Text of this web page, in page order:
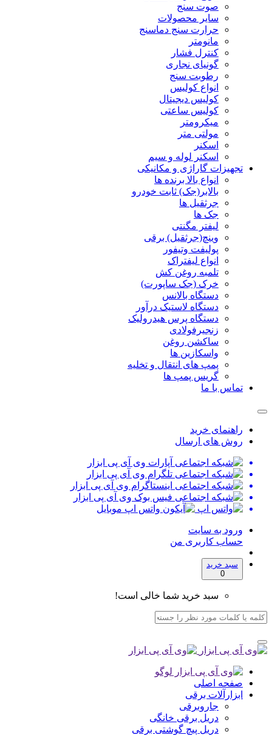
صوت سنج
سایر محصولات
حرارت سنج دماسنج
مانومتر
کنترل فشار
گونیای نجاری
رطوبت سنج
انواع کولیس
کولیس دیجیتال
کولیس ساعتی
میکرومتر
مولتی متر
اسکنر
اسکنر لوله و سیم
تجهیزات گاراژی و مکانیکی
انواع بالا برنده ها
بالابر(جک) ثابت خودرو
جرثقیل ها
جک ها
لیفتر مگنتی
وینچ(جرثقیل) برقی
پولیفت وتیفور
انواع لیفتراک
تلمبه روغن کش
خرک (جک ساپورت)
دستگاه بالانس
دستگاه لاستیک درآور
دستگاه پرس هیدرولیک
زنجیرفولادی
ساکشن روغن
واسکازین ها
پمپ های انتقال و تخلیه
گریس پمپ ها
تماس با ما
راهنمای خرید
روش های ارسال
ورود به سایت
حساب کاربری من
سبد خرید
0
سبد خرید شما خالی است!
صفحه اصلی
ابزارآلات برقی
جاروبرقی
دریل برقی خانگی
دریل پیچ گوشتی برقی